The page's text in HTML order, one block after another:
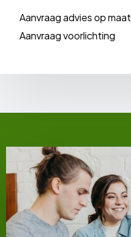
Aanvraag advies op maat
Aanvraag voorlichting